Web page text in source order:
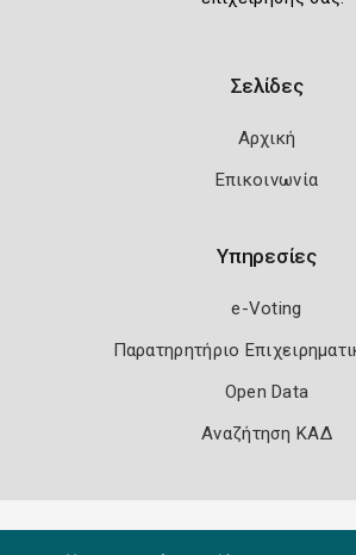
Σελίδες
Αρχική
Επικοινωνία
Υπηρεσίες
e-Voting
Παρατηρητήριο
Open Data
Αναζήτηση ΚΑΔ